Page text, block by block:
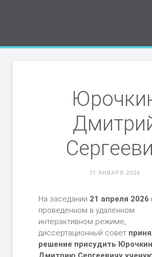
31 ЯНВАРЯ 2026
На заседании 21 апреля 2026
проведенном в удаленном
интерактивном режиме,
диссертационный совет
решение присудить